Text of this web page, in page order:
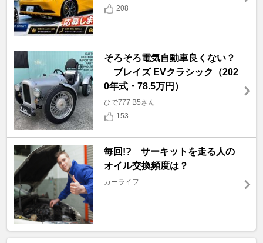
208
そろそろ電気自動車良くない？
ブレイズ EVクラシック（202
0年式・78.5万円）
ひで777 B5さん
153
毎回!? サーキットを走る人の
オイル交換頻度は？
カーライフ